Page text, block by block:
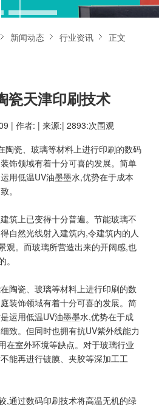
新闻动态 行业资讯 正文
瓷天津印刷技术
| 作者: | 来源:| 2893:次围观
陶瓷、玻璃等材料上进行印刷的数码
饰领域有着十分可喜的发展。简单
用低温UV油墨墨水,优势在于成本
。
筑上已变得十分普遍。节能玻璃不
自然光线射入建筑内,令建筑内的人
观。而玻璃所营造出来的开阔感,也
陶瓷、玻璃等材料上进行印刷的数
装饰领域有着十分可喜的发展。简
运用低温UV油墨墨水,优势在于成
致。但同时也拥有抗UV紫外线能力
在室外环境等缺点。对于玻璃行业
能再进行镀膜、夹胶等深加工工
,通过数码印刷技术将高温无机的绿